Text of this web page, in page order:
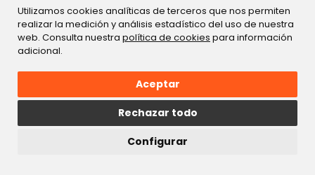
Utilizamos cookies analíticas de terceros que nos permiten
realizar la medición y análisis estadístico del uso de nuestra
web. Consulta nuestra política de cookies para información
adicional.
Aceptar
Rechazar todo
Configurar
Categorías +
Emercare
Desechables
EmerKids
Equipación Personal